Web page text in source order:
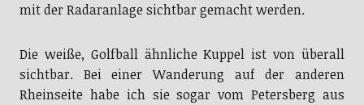
mit der Radaranlage sichtbar gemacht werden.
Die weiße, Golfball ähnliche Kuppel ist von überall
sichtbar. Bei einer Wanderung auf der anderen
Rheinseite habe ich sie sogar vom Petersberg aus